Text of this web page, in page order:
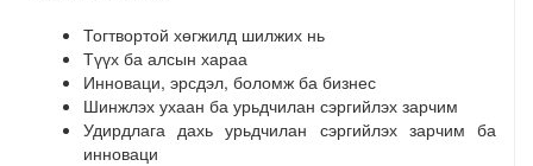
Тогтвортой хөгжилд шилжих нь
Түүх ба алсын хараа
Инноваци, эрсдэл, боломж ба бизнес
Шинжлэх ухаан ба урьдчилан сэргийлэх зарчим
Удирдлага дахь урьдчилан сэргийлэх зарчим ба
инноваци